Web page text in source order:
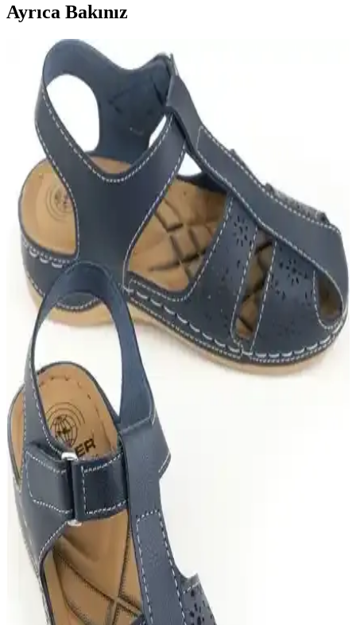
Ayrıca Bakınız
MİSS ZÜLÜF Kadın Sandalet: Şık ve Rahat
Günlük Kullanım İçin Modern Tasarım
MİSS ZÜLÜF kadın sandaletleri, hafif poliüretan taban ve suni deri
üst yüzeyiyle günlük ve casual kullanıma uygun, şık ve rahat bir
seçenektir. Sade tasarımıyla çok yönlü kombinlere uyum sağlar.
Lumberjack Alısa 3fx Somon Kadın Sandalet
Günlük Şıklık ve Konfor Sunar
Lumberjack Alısa 3fx Somon Kadın Sandalet, rahatlık ve şıklığı bir
arada sunar. Suni deri malzeme, canlı renk ve hafif yapısıyla tüm
sezon kullanıma uygundur.
Adidas Sandaletleri: Konfor ve Şıklığı Bir Arada
Sunan Yazlık Modeller
Adidas sandaletleri, hafif, ergonomik ve şık tasarımlarıyla yaz
aylarında rahatlık ve stil sunar. Geniş ürün yelpazesiyle her yaşa
uygun modelleriyle öne çıkar.
Fast Step Erkek Hakiki Deri Sandalet İncelemesi ve
Kullanıcı Yorumları
Fast Step erkek hakiki deri sandalet, şık tasarımı ve rahat yapısıyla
yaz aylarında tercih edilen hafif, dayanıklı ve estetik bir ayakkabıdır.
Deri yüzey ve yuşak taban, konfor ve şıklığı bir arada sunar.
Jack Wolfskin Lakewood Cruise ve Keen Newport
H2 Erkek Sandalet Karşılaştırması
Jack Wolfskin ve Keen erkek sandaletleri, malzeme, konfor ve
kullanım alanları açısından karşılaştırıldı. Hafiflik, dayanıklılık ve
ergonomi gibi özellikler öne çıkıyor.
Muggo Kadın Sandalet ile Muggo Lois Ayakkabı
Karşılaştırması: Konfor ve Tasarım Farkları